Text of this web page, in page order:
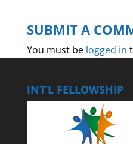
SUBMIT A
You must be logged in
INT’L FELLOWSHIP